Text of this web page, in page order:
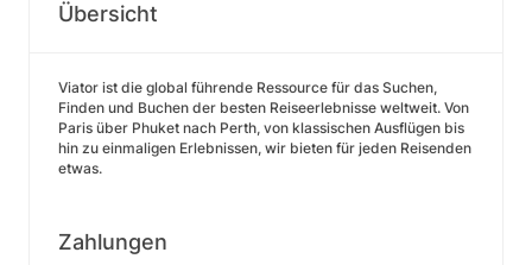
Übersicht
Viator ist die global führende Ressource für das Suchen,
Finden und Buchen der besten Reiseerlebnisse weltweit. Von
Paris über Phuket nach Perth, von klassischen Ausflügen bis
hin zu einmaligen Erlebnissen, wir bieten für jeden Reisenden
etwas.
Zahlungen